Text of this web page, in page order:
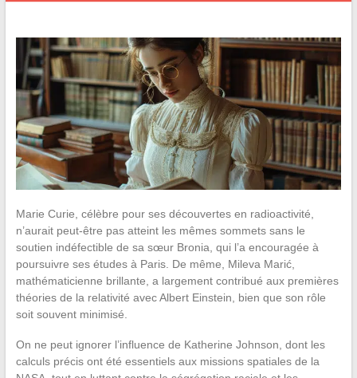
Marie Curie, célèbre pour ses découvertes en radioactivité,
n’aurait peut-être pas atteint les mêmes sommets sans le
soutien indéfectible de sa sœur Bronia, qui l’a encouragée à
poursuivre ses études à Paris. De même, Mileva Marić,
mathématicienne brillante, a largement contribué aux premières
théories de la relativité avec Albert Einstein, bien que son rôle
soit souvent minimisé.
On ne peut ignorer l’influence de Katherine Johnson, dont les
calculs précis ont été essentiels aux missions spatiales de la